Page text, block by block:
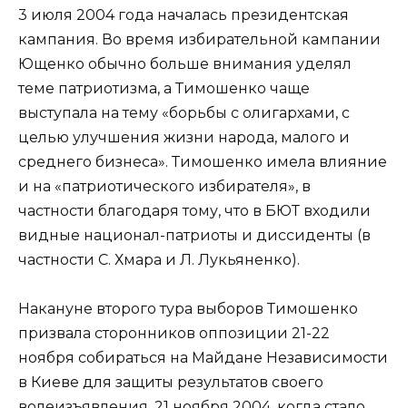
3 июля 2004 года началась президентская
кампания. Во время избирательной кампании
Ющенко обычно больше внимания уделял
теме патриотизма, а Тимошенко чаще
выступала на тему «борьбы с олигархами, с
целью улучшения жизни народа, малого и
среднего бизнеса». Тимошенко имела влияние
и на «патриотического избирателя», в
частности благодаря тому, что в БЮТ входили
видные национал-патриоты и диссиденты (в
частности С. Хмара и Л. Лукьяненко).
Накануне второго тура выборов Тимошенко
призвала сторонников оппозиции 21-22
ноября собираться на Майдане Независимости
в Киеве для защиты результатов своего